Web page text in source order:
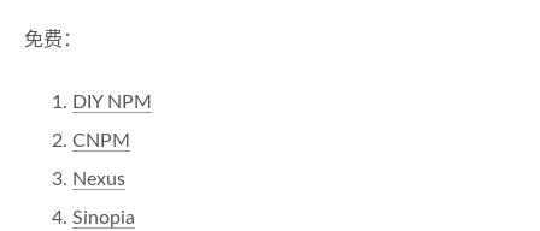
免费：
DIY NPM
CNPM
Nexus
Sinopia